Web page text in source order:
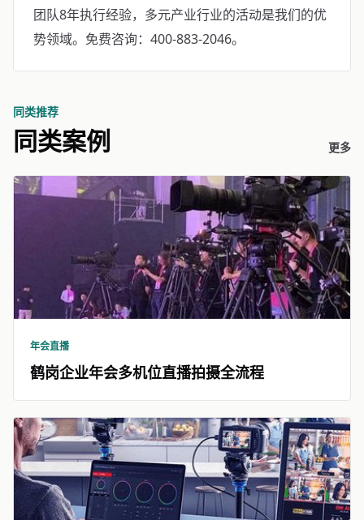
团队8年执行经验，多元产业行业的活动是我们的优
势领域。免费咨询：400-883-2046。
同类推荐
同类案例 更多
年会直播
鹤岗企业年会多机位直播拍摄全流程